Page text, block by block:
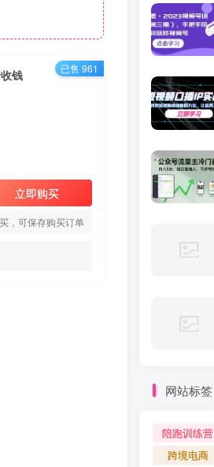
钱
立即购买
，可保存购买订单
已售 961
网站标签
陪跑训练营
跨境电商